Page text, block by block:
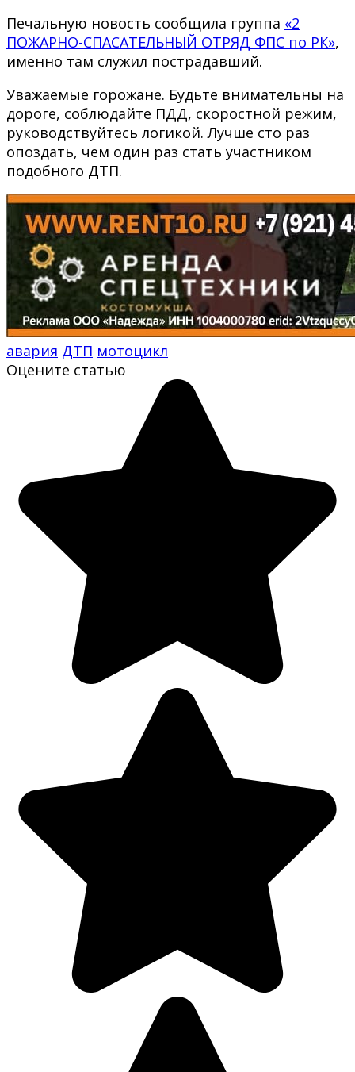
Печальную новость сообщила группа «2
ПОЖАРНО-СПАСАТЕЛЬНЫЙ ОТРЯД ФПС по РК»,
именно там служил пострадавший.
Уважаемые горожане. Будьте внимательны на
дороге, соблюдайте ПДД, скоростной режим,
руководствуйтесь логикой. Лучше сто раз
опоздать, чем один раз стать участником
подобного ДТП.
авария ДТП мотоцикл
Оцените статью